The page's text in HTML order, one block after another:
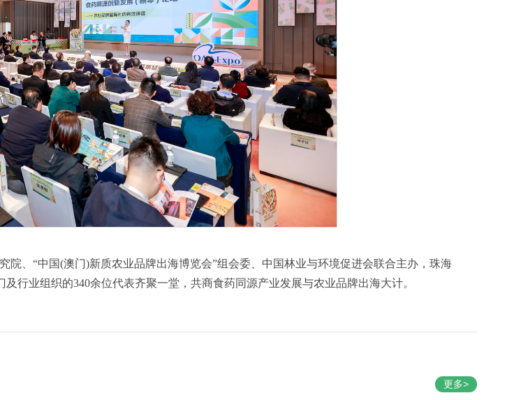
、“中国(澳门)新质农业品牌出海博览会”组会委、中国林业与环境促进会联合主办，珠海
行业组织的340余位代表齐聚一堂，共商食药同源产业发展与农业品牌出海大计。
更多>